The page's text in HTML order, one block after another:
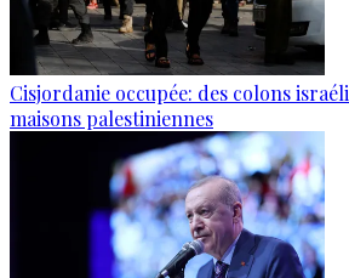
Cisjordanie occupée: des colons
maisons palestiniennes